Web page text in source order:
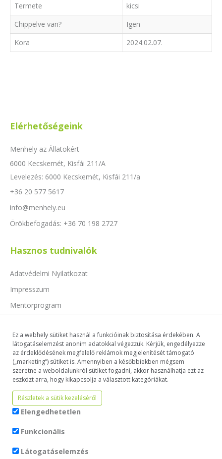
Ez a webhely sütiket használ a funkcióinak biztosítása érdekében. A
látogatáselemzést anonim adatokkal végezzük. Kérjük, engedélyezze
az érdeklődésének megfelelő reklámok megjelenítését támogató
(„marketing”) sütiket is. Amennyiben a későbbiekben mégsem
szeretne a weboldalunkról sütiket fogadni, akkor használhatja ezt az
eszközt arra, hogy kikapcsolja a választott kategóriákat.
Részletek a sütik kezeléséről
Elengedhetetlen
Funkcionális
Látogatáselemzés
Termete
kicsi
Chippelve van?
Igen
Kora
2024.02.07.
Elérhetőségeink
Menhely az Állatokért
6000 Kecskemét, Kisfái 211/A
Levelezés: 6000 Kecskemét, Kisfái 211/a
+36 20 577 5617
info@menhely.eu
Örökbefogadás: +36 70 198 2727
Hasznos tudnivalók
Adatvédelmi Nyilatkozat
Impresszum
Mentorprogram
Dokumentumok